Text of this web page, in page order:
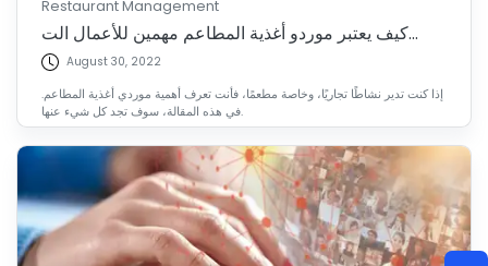
Restaurant Management
كيف يعتبر موردو أغذية المطاعم مهمين للأعمال الت...
August 30, 2022
إذا كنت تدير نشاطًا تجاريًا، وخاصة مطعمًا، فأنت تعرف أهمية موردي أغذية المطاعم.
في هذه المقالة، سوف تجد كل شيء عنها.